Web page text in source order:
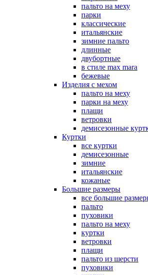
пальто на меху
парки
классические
итальянские
зимние пальто
длинные
двубортные
в стиле max mara
бежевые
Изделия с мехом
пальто на меху
парки на меху
плащи
ветровки
демисезонные
Куртки
все куртки
демисезонные
зимние
итальянские
кожаные
Большие размеры
все большие
пальто
пуховики
пальто на меху
куртки
ветровки
плащи
пальто из шерсти
пуховики